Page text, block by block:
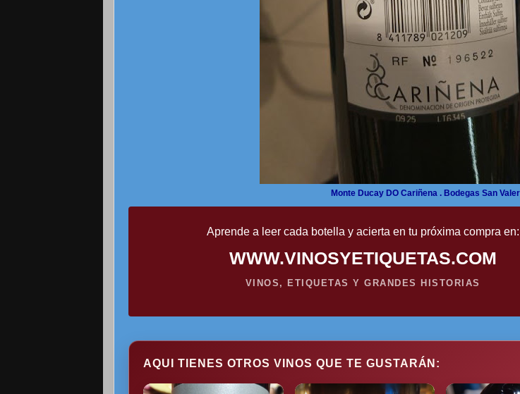
Monte Ducay DO Cariñena . Bodegas San
Aprende a leer cada botella y acierta en tu próxima compra en:
WWW.VINOSYETIQUETAS.COM
VINOS, ETIQUETAS Y GRANDES HISTORIAS
AQUI TIENES OTROS VINOS QUE TE GUSTARÁN: